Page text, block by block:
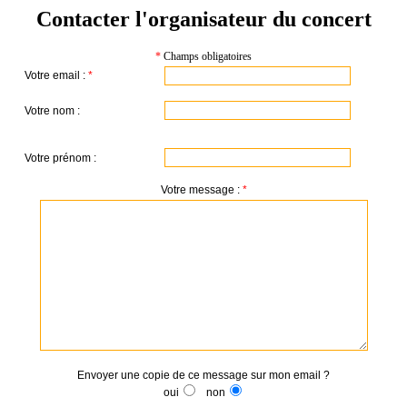
Contacter l'organisateur du concert
* Champs obligatoires
Votre email : *
Votre nom :
Votre prénom :
Votre message : *
Envoyer une copie de ce message sur mon email ?
oui
non